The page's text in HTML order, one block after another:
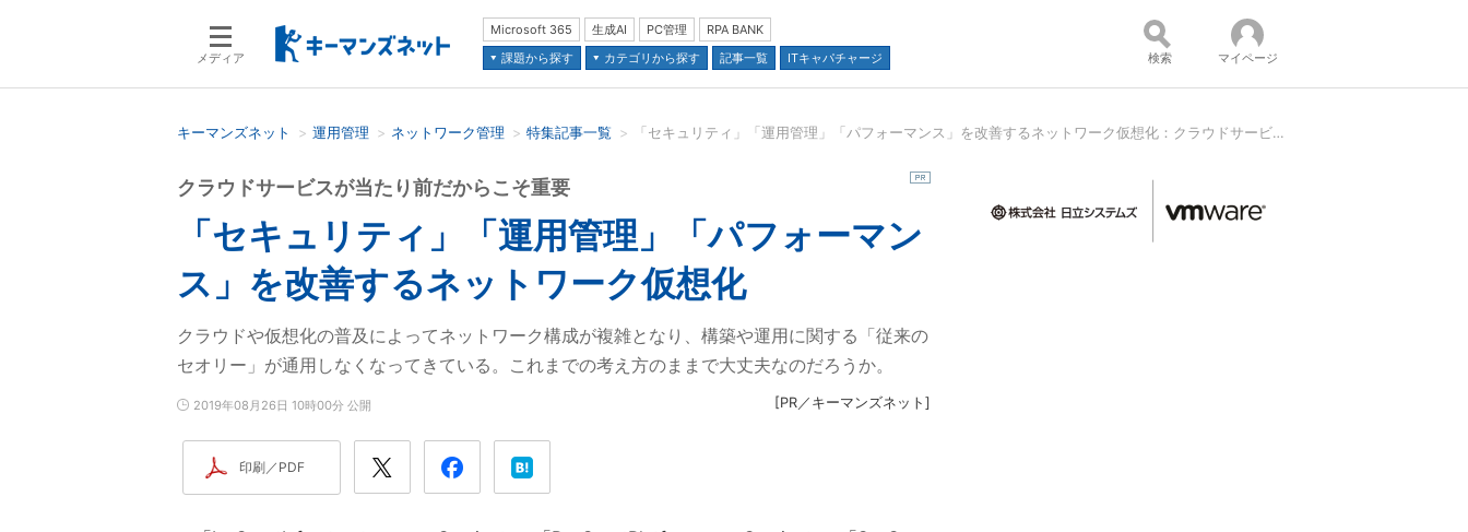
メディア
Microsoft 365 生成AI PC管理
RPA BANK
課題から探す
カテゴリから探す 記事一覧 ITキャパチャージ 検索 マイページ
キーマンズネット 運用管理 ネットワーク管理 特集記事一覧 「セキュリティ」「運用管理」「パフォーマンス」を改善するネットワーク仮想化：クラウドサービスが当たり前だからこそ重要
「セキュリティ」「運用管理」「パフォーマン
ス」を改善するネットワーク仮想化
クラウドサービスが当たり前だからこそ重要
クラウドや仮想化の普及によってネットワーク構成が複雑となり、構築や運用に関する「従来の
セオリー」が通用しなくなってきている。これまでの考え方のままで大丈夫なのだろうか。
2019年08月26日 10時00分 公開 [PR／キーマンズネット ]
印刷／PDF